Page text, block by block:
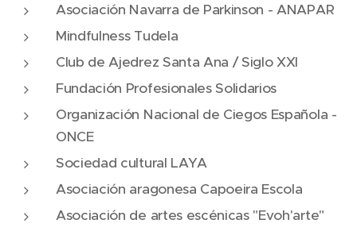
Asociación Navarra de Parkinson - ANAPAR
Mindfulness Tudela
Club de Ajedrez Santa Ana / Siglo XXI
Fundación Profesionales Solidarios
Organización Nacional de Ciegos Española -
ONCE
Sociedad cultural LAYA
Asociación aragonesa Capoeira Escola
Asociación de artes escénicas "Evoh'arte"